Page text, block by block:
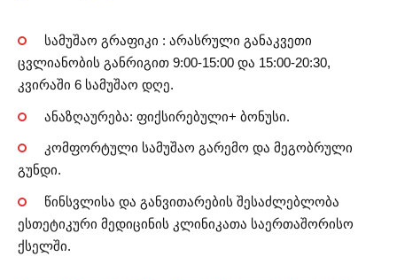
სამუშაო გრაფიკი : არასრული განაკვეთი
ცვლიანობის განრიგით 9:00-15:00 და 15:00-20:30,
კვირაში 6 სამუშაო დღე.
ანაზღაურება: ფიქსირებული+ ბონუსი.
კომფორტული სამუშაო გარემო და მეგობრული
გუნდი.
წინსვლისა და განვითარების შესაძლებლობა
ესთეტიკური მედიცინის კლინიკათა საერთაშორისო
ქსელში.